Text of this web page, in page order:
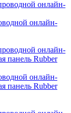
онлайн-
онлайн-
панель Rubber